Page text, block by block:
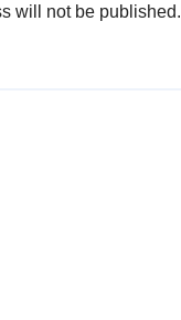
will not be published.